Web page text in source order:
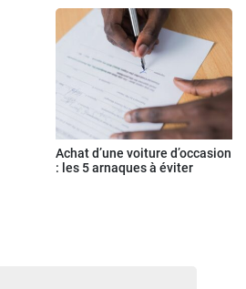
Achat d’une voiture d’occasion
: les 5 arnaques à éviter